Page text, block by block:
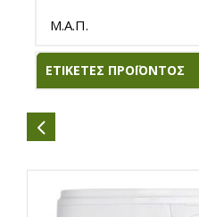
Μ.Α.Π.
ΕΤΙΚΈΤΕΣ ΠΡΟΪΌΝΤΟΣ